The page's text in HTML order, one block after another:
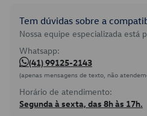
Tem dúvidas sobre a
Nossa equipe especializada está
Whatsapp:
(41) 99125-2143
(apenas mensagens de texto, não
Horário de atendimento:
Segunda à sexta, das 8h às 17h.